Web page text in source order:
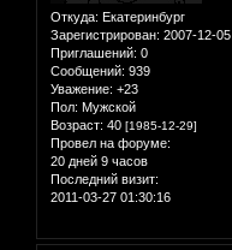
Откуда: Екатеринбург
Зарегистрирован: 2007-12-05
Приглашений: 0
Сообщений: 939
Уважение: +23
Пол: Мужской
Возраст: 40 [1985-12-29]
Провел на форуме:
20 дней 9 часов
Последний визит:
2011-03-27 01:30:16